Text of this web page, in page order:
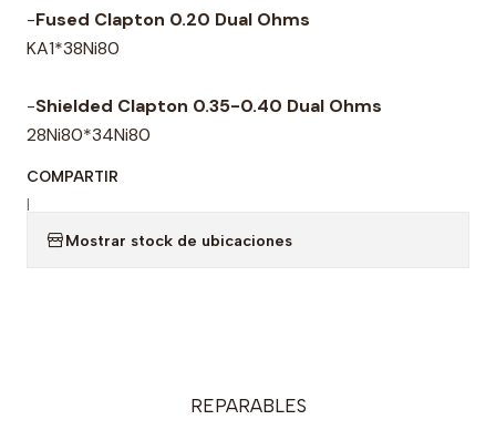
-Fused Clapton 0.20 Dual Ohms
KA1*38Ni80
-Shielded Clapton 0.35-0.40 Dual Ohms
28Ni80*34Ni80
COMPARTIR
|
Mostrar stock de ubicaciones
REPARABLES